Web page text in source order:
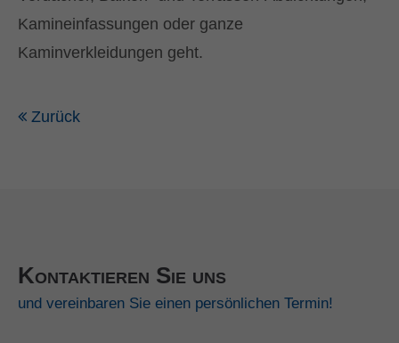
Kamineinfassungen oder ganze
Kaminverkleidungen geht.
Zurück
Kontaktieren Sie uns
und vereinbaren Sie einen persönlichen Termin!